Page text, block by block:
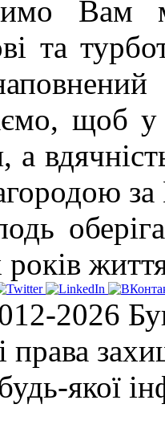
Вам
та
щоб у
а
років
2026
права
якої